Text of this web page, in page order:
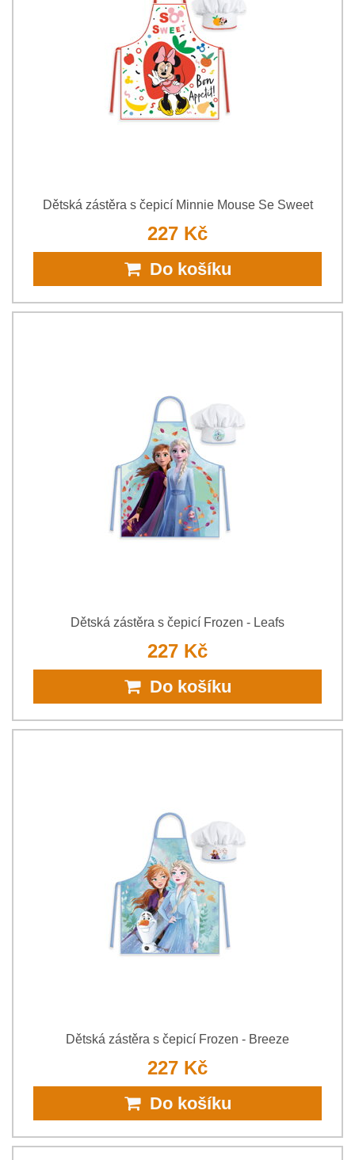
Dětská zástěra s čepicí Minnie Mouse Se Sweet
227 Kč
Do košíku
Dětská zástěra s čepicí Frozen - Leafs
227 Kč
Do košíku
Dětská zástěra s čepicí Frozen - Breeze
227 Kč
Do košíku